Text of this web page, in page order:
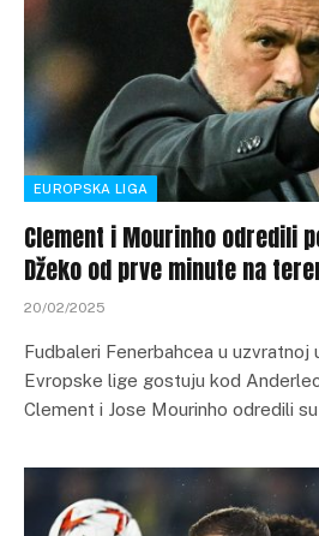
EUROPSKA LIGA
Clement i Mourinho odredili
Džeko od prve minute na
20/02/2025
Fudbaleri Fenerbahcea u uzvratnoj
Evropske lige gostuju kod
Clement i Jose Mourinho odredili